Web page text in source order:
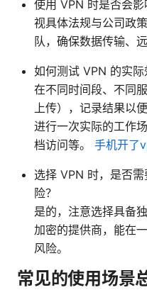
使用 VPN 时是否会影
视具体法规与公司政
队，确保数据传输、
如何测试 VPN 的实际
在不同时间段、不同
上传），记录结果以
进行一次实际的工作
档访问等。 手机开了
选择 VPN 时，是否
险？
是的，注意选择具备
加密的提供商，能在
风险。
常见的使用场景